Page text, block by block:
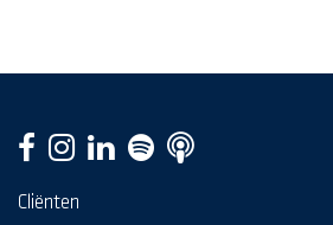
Cliënten